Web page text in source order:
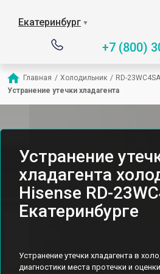
Екатеринбург ▼
+7 (800)
Главная / Холодильник / RD-23WC4SA
Устранение утечки хладагента
Устранение
хладагента
Hisense RD-
Екатеринбурге
Устранение утечки хладагента в
диагностики места протечки и